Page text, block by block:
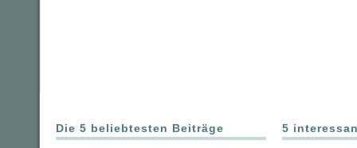
Die 5 beliebtesten Beiträge 5